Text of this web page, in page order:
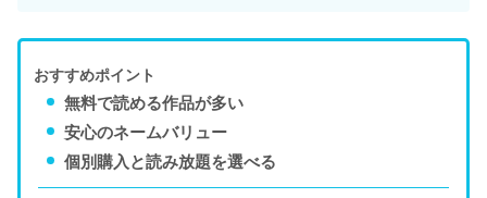
おすすめポイント
無料で読める作品が多い
安心のネームバリュー
個別購入と読み放題を選べる